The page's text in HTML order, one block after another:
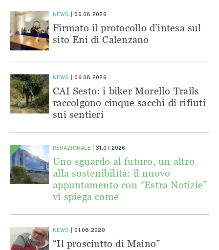
NEWS 06.08.2026
Firmato il protocollo d’intesa sul
sito Eni di Calenzano
NEWS 06.08.2026
CAI Sesto: i biker Morello Trails
raccolgono cinque sacchi di rifiuti
sui sentieri
REDAZIONALE 31.07.2026
Uno sguardo al futuro, un altro
alla sostenibilità: il nuovo
appuntamento con “Estra Notizie”
vi spiega come
NEWS 01.08.2020
“Il prosciutto di Maino”